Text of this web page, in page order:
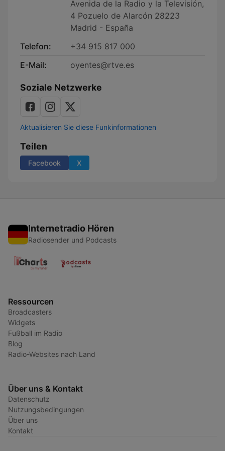
Avenida de la Radio y la Televisión,
4 Pozuelo de Alarcón 28223
Madrid - España
Telefon:
+34 915 817 000
E-Mail:
oyentes@rtve.es
Soziale Netzwerke
Aktualisieren Sie diese Funkinformationen
Teilen
Facebook X
Internetradio Hören
Radiosender und Podcasts
Ressourcen
Broadcasters
Widgets
Fußball im Radio
Blog
Radio-Websites nach Land
Über uns & Kontakt
Datenschutz
Nutzungsbedingungen
Über uns
Kontakt